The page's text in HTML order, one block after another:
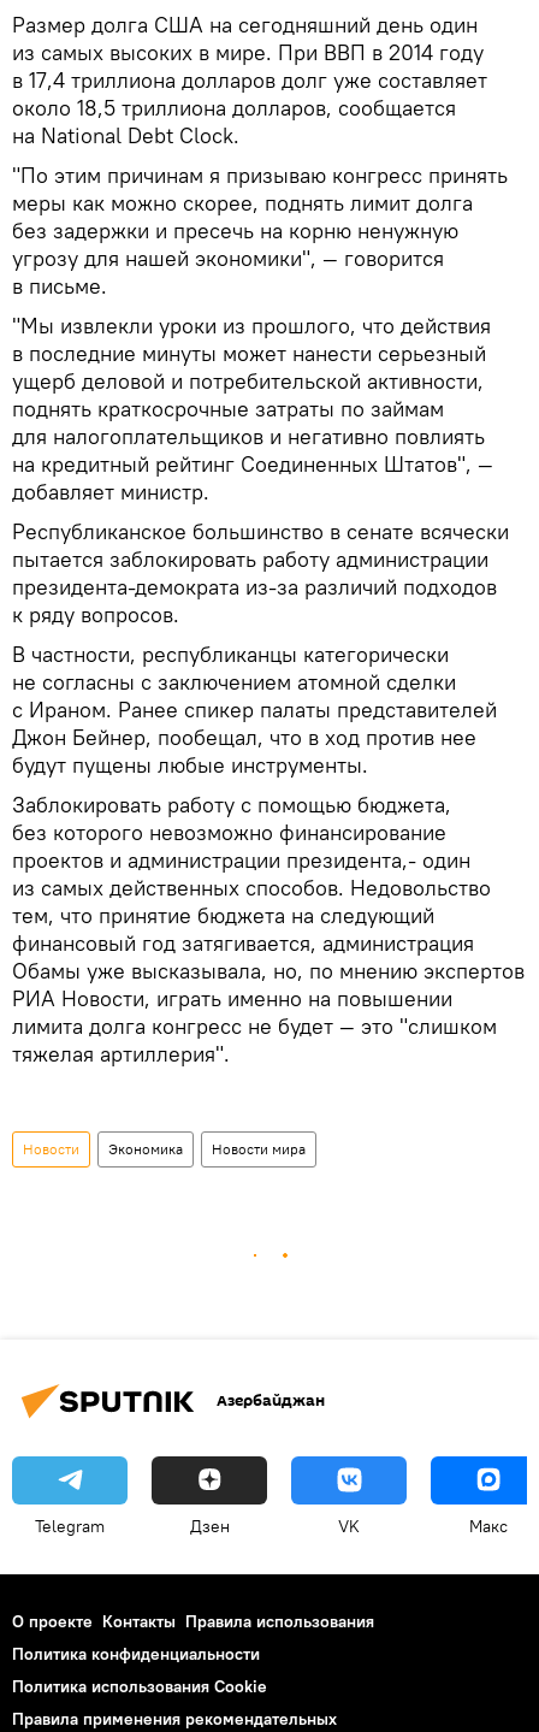
Размер долга США на сегодняшний день один
из самых высоких в мире. При ВВП в 2014 году
в 17,4 триллиона долларов долг уже составляет
около 18,5 триллиона долларов, сообщается
на National Debt Clock.
"По этим причинам я призываю конгресс принять
меры как можно скорее, поднять лимит долга
без задержки и пресечь на корню ненужную
угрозу для нашей экономики", — говорится
в письме.
"Мы извлекли уроки из прошлого, что действия
в последние минуты может нанести серьезный
ущерб деловой и потребительской активности,
поднять краткосрочные затраты по займам
для налогоплательщиков и негативно повлиять
на кредитный рейтинг Соединенных Штатов", —
добавляет министр.
Республиканское большинство в сенате всячески
пытается заблокировать работу администрации
президента-демократа из-за различий подходов
к ряду вопросов.
В частности, республиканцы категорически
не согласны с заключением атомной сделки
с Ираном. Ранее спикер палаты представителей
Джон Бейнер, пообещал, что в ход против нее
будут пущены любые инструменты.
Заблокировать работу с помощью бюджета,
без которого невозможно финансирование
проектов и администрации президента,- один
из самых действенных способов. Недовольство
тем, что принятие бюджета на следующий
финансовый год затягивается, администрация
Обамы уже высказывала, но, по мнению экспертов
РИА Новости, играть именно на повышении
лимита долга конгресс не будет — это "слишком
тяжелая артиллерия".
Новости Экономика Новости мира
Азербайджан
Telegram Дзен VK Макс
О проекте Контакты Правила использования
Политика конфиденциальности
Политика использования Cookie
Правила применения рекомендательных